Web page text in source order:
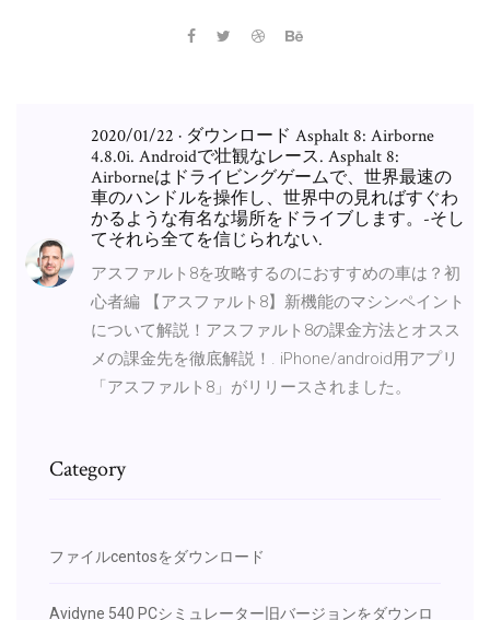
2020/01/22 · ダウンロード Asphalt 8: Airborne
4.8.0i. Androidで壮観なレース. Asphalt 8:
Airborneはドライビングゲームで、世界最速の
車のハンドルを操作し、世界中の見ればすぐわ
かるような有名な場所をドライブします。-そし
てそれら全てを信じられない.
アスファルト8を攻略するのにおすすめの車は？初
心者編 【アスファルト8】新機能のマシンペイント
について解説！アスファルト8の課金方法とオスス
メの課金先を徹底解説！. iPhone/android用アプリ
「アスファルト8」がリリースされました。
Category
ファイルcentosをダウンロード
Avidyne 540 PCシミュレーター旧バージョンをダウンロ